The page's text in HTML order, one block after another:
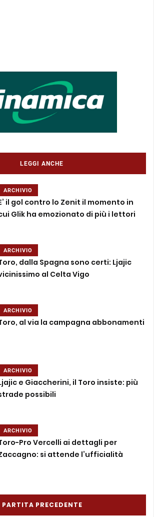
LEGGI ANCHE
ARCHIVIO
il gol contro lo Zenit il momento in
Glik ha emozionato di più i lettori
ARCHIVIO
dalla Spagna sono certi: Ljajic
al Celta Vigo
ARCHIVIO
al via la campagna abbonamenti
ARCHIVIO
e Giaccherini, il Toro insiste: più
possibili
ARCHIVIO
Pro Vercelli ai dettagli per
si attende l’ufficialità
PARTITA PRECEDENTE